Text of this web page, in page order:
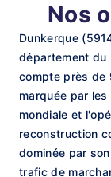
Nos
Dunkerque
département du
compte près de
marquée par
mondiale et
reconstruction
dominée par
trafic de